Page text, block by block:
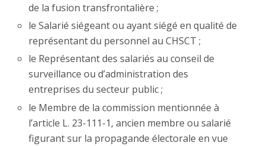
de la fusion transfrontalière ;
le Salarié siégeant ou ayant siégé en qualité de
représentant du personnel au CHSCT ;
le Représentant des salariés au conseil de
surveillance ou d’administration des
entreprises du secteur public ;
le Membre de la commission mentionnée à
l’article L. 23-111-1, ancien membre ou salarié
figurant sur la propagande électorale en vue